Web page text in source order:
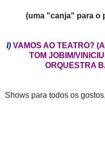
(uma "canja" para o
I) VAMOS AO TEATRO?
TOM JOBIM/
ORQUESTRA
Shows para todos os